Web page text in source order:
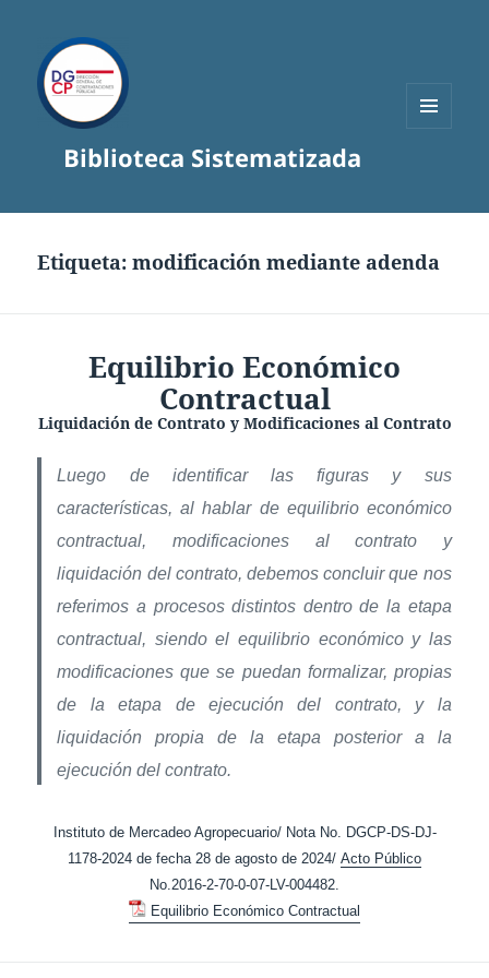
Biblioteca Sistematizada
Etiqueta:modificación mediante adenda
Equilibrio Económico
Contractual
Liquidación de Contrato y Modificaciones al Contrato
Luego de identificar las figuras y sus
características, al hablar de equilibrio económico
contractual, modificaciones al contrato y
liquidación del contrato, debemos concluir que nos
referimos a procesos distintos dentro de la etapa
contractual, siendo el equilibrio económico y las
modificaciones que se puedan formalizar, propias
de la etapa de ejecución del contrato, y la
liquidación propia de la etapa posterior a la
ejecución del contrato.
Instituto de Mercadeo Agropecuario/ Nota No. DGCP-DS-DJ-
1178-2024 de fecha 28 de agosto de 2024/ Acto Público
No.2016-2-70-0-07-LV-004482.
Equilibrio Económico Contractual